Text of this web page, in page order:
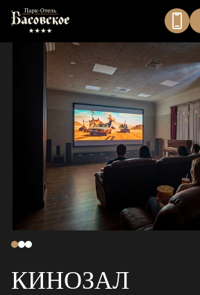
Модуль онлайн-бронирования
КИНОЗАЛ